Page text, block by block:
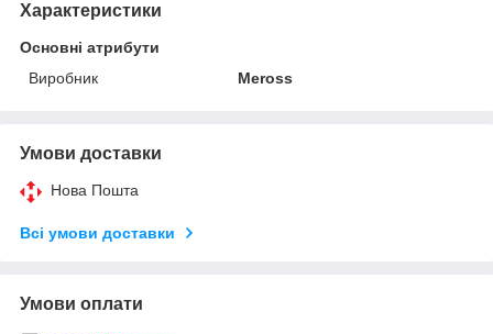
Характеристики
Основні атрибути
Виробник
Meross
Умови доставки
Нова Пошта
Всі умови доставки
Умови оплати